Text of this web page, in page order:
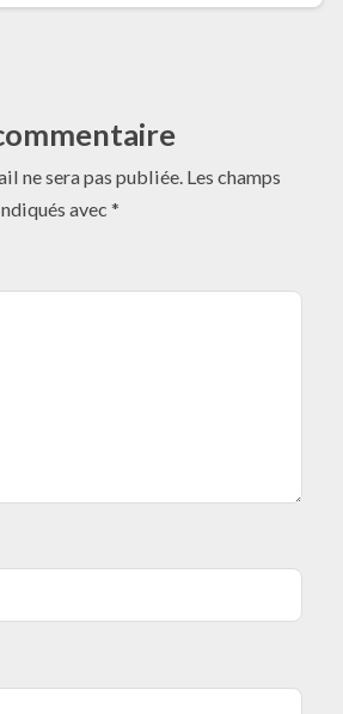
ne sera pas publiée. Les champs
avec *